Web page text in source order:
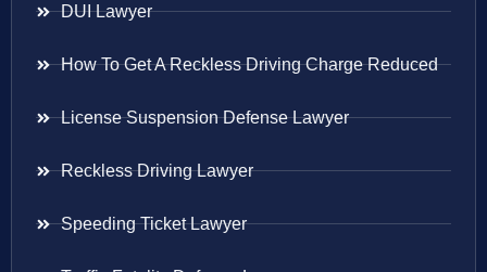
DUI Lawyer
How To Get A Reckless Driving Charge Reduced
License Suspension Defense Lawyer
Reckless Driving Lawyer
Speeding Ticket Lawyer